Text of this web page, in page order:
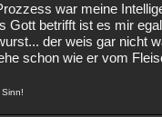
war meine
Gott betrifft ist es mir
der weis gar nicht
schon wie er vom